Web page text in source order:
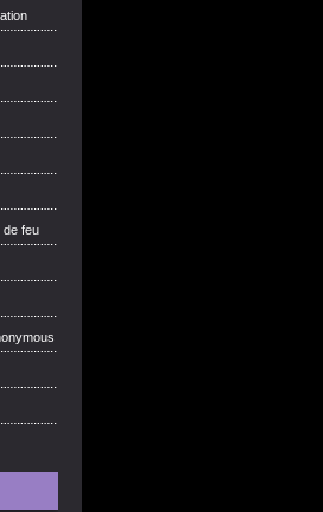
de feu